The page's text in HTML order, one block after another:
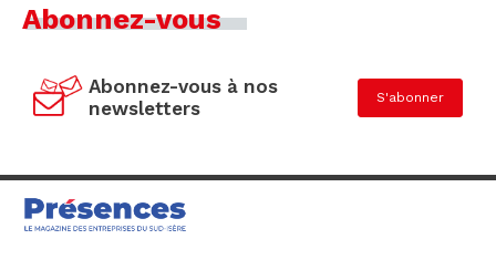
Abonnez-vous
Abonnez-vous à nos
newsletters
S'abonner